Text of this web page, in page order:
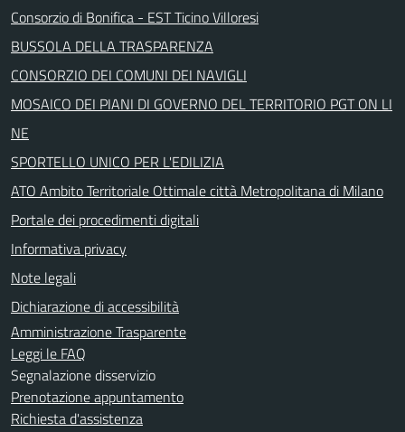
Consorzio di Bonifica - EST Ticino Villoresi
BUSSOLA DELLA TRASPARENZA
CONSORZIO DEI COMUNI DEI NAVIGLI
MOSAICO DEI PIANI DI GOVERNO DEL TERRITORIO PGT ON LI
NE
SPORTELLO UNICO PER L'EDILIZIA
ATO Ambito Territoriale Ottimale città Metropolitana di Milano
Portale dei procedimenti digitali
Informativa privacy
Note legali
Dichiarazione di accessibilità
Amministrazione Trasparente
Leggi le FAQ
Segnalazione disservizio
Prenotazione appuntamento
Richiesta d'assistenza